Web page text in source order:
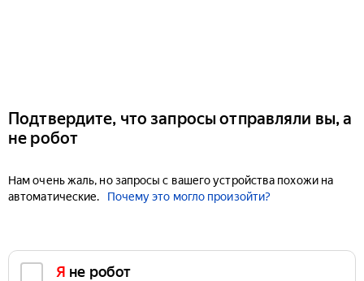
Подтвердите, что запросы отправляли вы, а
не робот
Нам очень жаль, но запросы с вашего устройства похожи на
автоматические.
Почему это могло произойти?
Я не робот